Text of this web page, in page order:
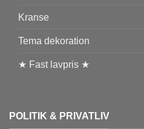
Kranse
Tema dekoration
★ Fast lavpris ★
POLITIK & PRIVATLIV